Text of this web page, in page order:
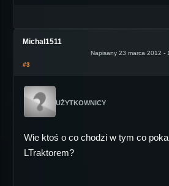
Michal1511
Napisany 23 marca 2012 -
#3
UŻYTKOWNICY
Wie ktoś o co chodzi w tym co
LTraktorem?